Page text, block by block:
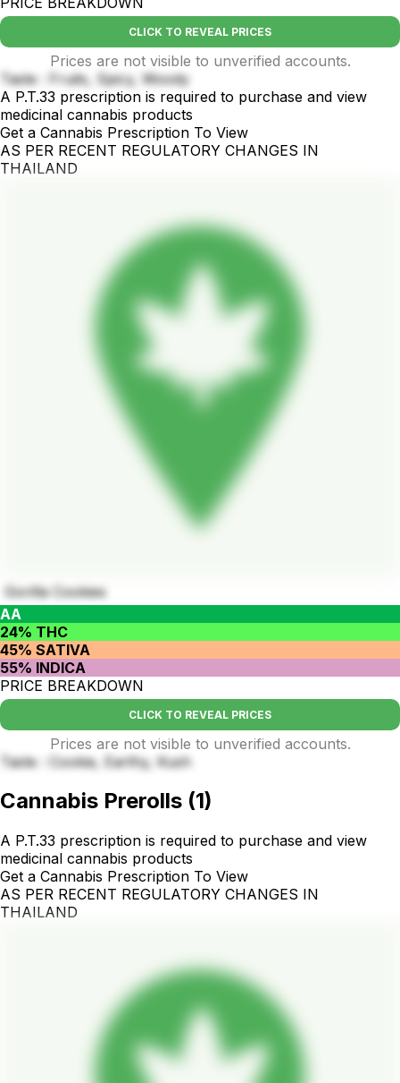
CLICK TO REVEAL PRICES
Prices are not visible to unverified accounts.
Taste : Fruits, Spicy, Woody
A P.T.33 prescription is required to purchase and view
medicinal cannabis products
Get a Cannabis Prescription To View
AS PER RECENT REGULATORY CHANGES IN
THAILAND
Gorilla Cookies
AA
24% THC
45% SATIVA
55% INDICA
PRICE BREAKDOWN
CLICK TO REVEAL PRICES
Prices are not visible to unverified accounts.
Taste : Cookie, Earthy, Kush
Cannabis Prerolls (1)
A P.T.33 prescription is required to purchase and view
medicinal cannabis products
Get a Cannabis Prescription To View
AS PER RECENT REGULATORY CHANGES IN
THAILAND